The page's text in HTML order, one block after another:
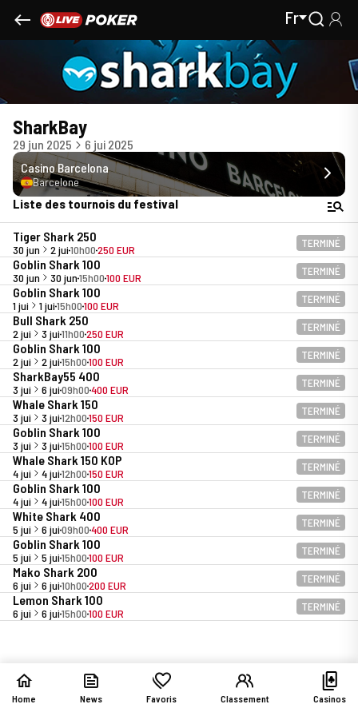
Fr
SharkBay
29 jun 2025
6 jui 2025
Casino Barcelona
Barcelone
Liste des tournois du festival
Tiger Shark 250
30 jun 2 jui10h00250 EUR
TERMINÉ
Goblin Shark 100
30 jun 30 jun15h00100 EUR
TERMINÉ
Goblin Shark 100
1 jui 1 jui15h00100 EUR
TERMINÉ
Bull Shark 250
2 jui 3 jui11h00250 EUR
TERMINÉ
Goblin Shark 100
2 jui 2 jui15h00100 EUR
TERMINÉ
SharkBay55 400
3 jui 6 jui09h00400 EUR
TERMINÉ
Whale Shark 150
3 jui 3 jui12h00150 EUR
TERMINÉ
Goblin Shark 100
3 jui 3 jui15h00100 EUR
TERMINÉ
Whale Shark 150 KOP
4 jui 4 jui12h00150 EUR
TERMINÉ
Goblin Shark 100
4 jui 4 jui15h00100 EUR
TERMINÉ
White Shark 400
5 jui 6 jui09h00400 EUR
TERMINÉ
Goblin Shark 100
5 jui 5 jui15h00100 EUR
TERMINÉ
Mako Shark 200
6 jui 6 jui10h00200 EUR
TERMINÉ
Lemon Shark 100
6 jui 6 jui15h00100 EUR
TERMINÉ
Home News Favoris Classement Casinos